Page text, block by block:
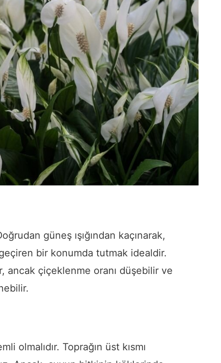
güneş ışığından kaçınarak,
bir konumda tutmak idealdir.
ancak çiçeklenme oranı düşebilir ve
olmalıdır. Toprağın üst kısmı